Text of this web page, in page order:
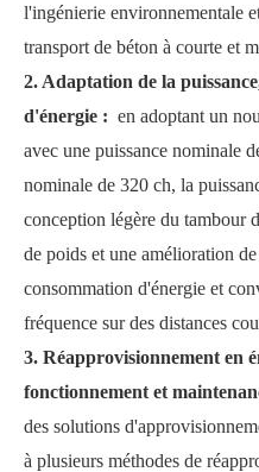
l'ingénierie environnementale
transport de béton à courte et
2. Adaptation de la
d'énergie : en adoptant un
avec une puissance nominale
nominale de 320 ch, la
conception légère du tambour
de poids et une amélioration
consommation d'énergie et
fréquence sur des distances
3. Réapprovisionnement en
fonctionnement et
des solutions
à plusieurs méthodes de